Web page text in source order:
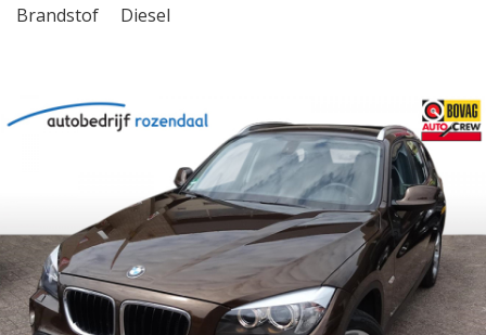
Brandstof
Diesel